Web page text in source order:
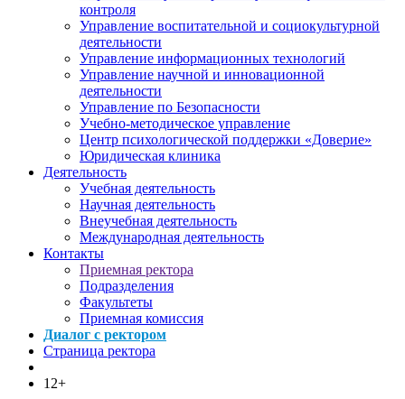
контроля
Управление воспитательной и социокультурной
деятельности
Управление информационных технологий
Управление научной и инновационной
деятельности
Управление по Безопасности
Учебно-методическое управление
Центр психологической поддержки «Доверие»
Юридическая клиника
Деятельность
Учебная деятельность
Научная деятельность
Внеучебная деятельность
Международная деятельность
Контакты
Приемная ректора
Подразделения
Факультеты
Приемная комиссия
Диалог с ректором
Страница ректора
12+